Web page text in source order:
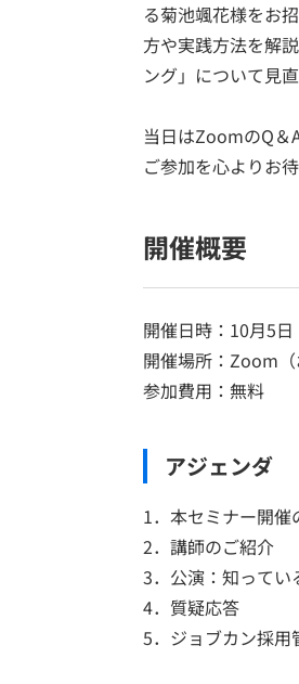
る菊池颯花様をお
方や実践方法を解
ング」について見
当日はZoomのQ＆
ご参加を心よりお
開催概要
開催日時：10月5
開催場所：Zoom（
参加費用：無料
アジェンダ
1．本セミナー開催
2．講師のご紹介
3．公演：知ってい
4．質疑応答
5．ジョブカン採用